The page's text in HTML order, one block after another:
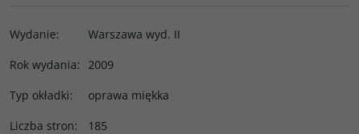
Wydanie:
Warszawa wyd. II
Rok wydania: 2009
Typ okładki:
oprawa miękka
Liczba stron:
185